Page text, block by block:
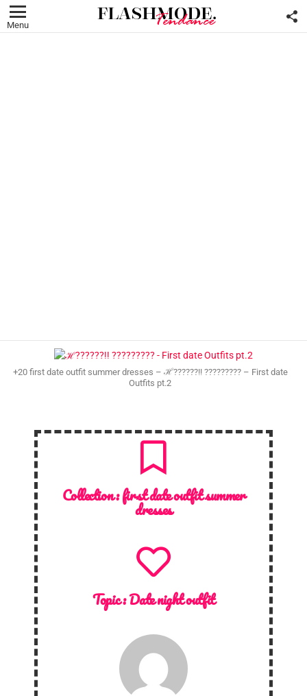
Menu
+20 first date outfit summer dresses – ℋ??????!! ????????? – First date
Outfits pt.2
Collection :first date outfit summer
dresses
Topic :Date night outfit